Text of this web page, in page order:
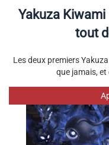
Yakuza Kiwami
tout
Les deux premiers
que jamais,